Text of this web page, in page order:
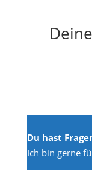
Du hast
Ich bin gerne